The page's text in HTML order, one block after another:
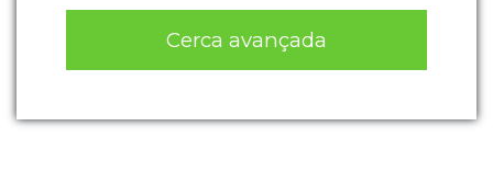
Cerca avançada